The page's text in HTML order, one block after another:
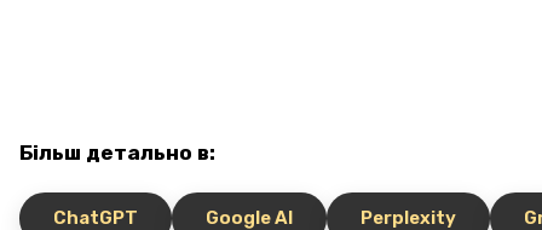
Більш детально в:
ChatGPT Google AI Perplexity